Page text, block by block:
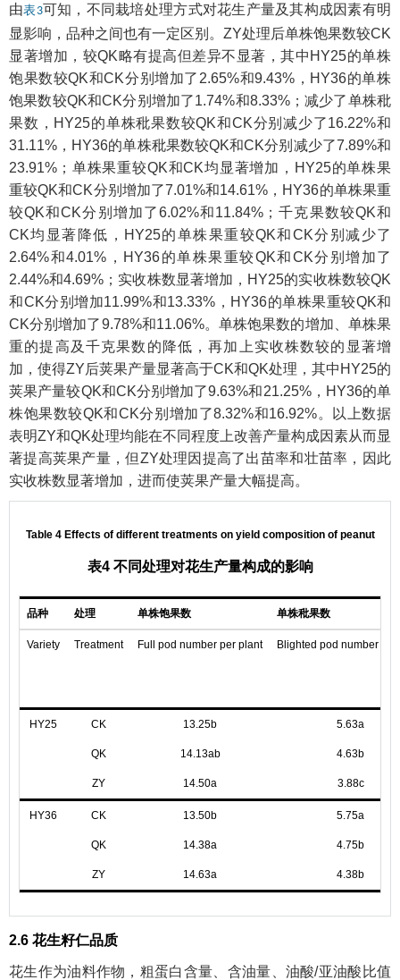
由表3可知，不同栽培处理方式对花生产量及其构成因素有明
显影响，品种之间也有一定区别。ZY处理后单株饱果数较CK
显著增加，较QK略有提高但差异不显著，其中HY25的单株
饱果数较QK和CK分别增加了2.65%和9.43%，HY36的单株
饱果数较QK和CK分别增加了1.74%和8.33%；减少了单株秕
果数，HY25的单株秕果数较QK和CK分别减少了16.22%和
31.11%，HY36的单株秕果数较QK和CK分别减少了7.89%和
23.91%；单株果重较QK和CK均显著增加，HY25的单株果
重较QK和CK分别增加了7.01%和14.61%，HY36的单株果重
较QK和CK分别增加了6.02%和11.84%；千克果数较QK和
CK均显著降低，HY25的单株果重较QK和CK分别减少了
2.64%和4.01%，HY36的单株果重较QK和CK分别增加了
2.44%和4.69%；实收株数显著增加，HY25的实收株数较QK
和CK分别增加11.99%和13.33%，HY36的单株果重较QK和
CK分别增加了9.78%和11.06%。单株饱果数的增加、单株果
重的提高及千克果数的降低，再加上实收株数较的显著增
加，使得ZY后荚果产量显著高于CK和QK处理，其中HY25的
荚果产量较QK和CK分别增加了9.63%和21.25%，HY36的单
株饱果数较QK和CK分别增加了8.32%和16.92%。以上数据
表明ZY和QK处理均能在不同程度上改善产量构成因素从而显
著提高荚果产量，但ZY处理因提高了出苗率和壮苗率，因此
实收株数显著增加，进而使荚果产量大幅提高。
Table 4 Effects of different treatments on yield composition of peanut
表4 不同处理对花生产量构成的影响
品种 处理 单株饱果数 单株秕果数
Variety Treatment Full pod number per plant Blighted pod number per
HY25 CK 13.25b 5.63a
QK 14.13ab 4.63b
ZY 14.50a 3.88c
HY36 CK 13.50b 5.75a
QK 14.38a 4.75b
ZY 14.63a 4.38b
2.6 花生籽仁品质
花生作为油料作物，粗蛋白含量、含油量、油酸/亚油酸比值